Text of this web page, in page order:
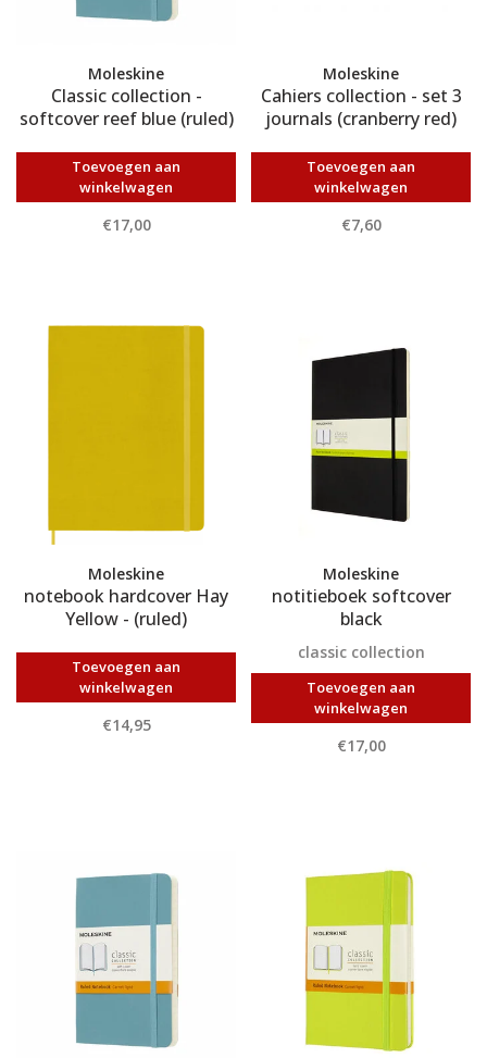
Moleskine
Classic collection -
softcover reef blue (ruled)
Toevoegen aan
winkelwagen
€17,00
Moleskine
Cahiers collection - set 3
journals (cranberry red)
Toevoegen aan
winkelwagen
€7,60
Moleskine
notebook hardcover Hay
Yellow - (ruled)
Toevoegen aan
winkelwagen
€14,95
Moleskine
notitieboek softcover
black
classic collection
Toevoegen aan
winkelwagen
€17,00